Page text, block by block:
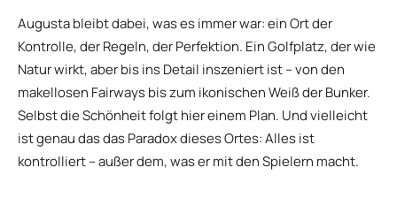
Augusta bleibt dabei, was es immer war: ein Ort der
Kontrolle, der Regeln, der Perfektion. Ein Golfplatz, der wie
Natur wirkt, aber bis ins Detail inszeniert ist – von den
makellosen Fairways bis zum ikonischen Weiß der Bunker.
Selbst die Schönheit folgt hier einem Plan. Und vielleicht
ist genau das das Paradox dieses Ortes: Alles ist
kontrolliert – außer dem, was er mit den Spielern macht.